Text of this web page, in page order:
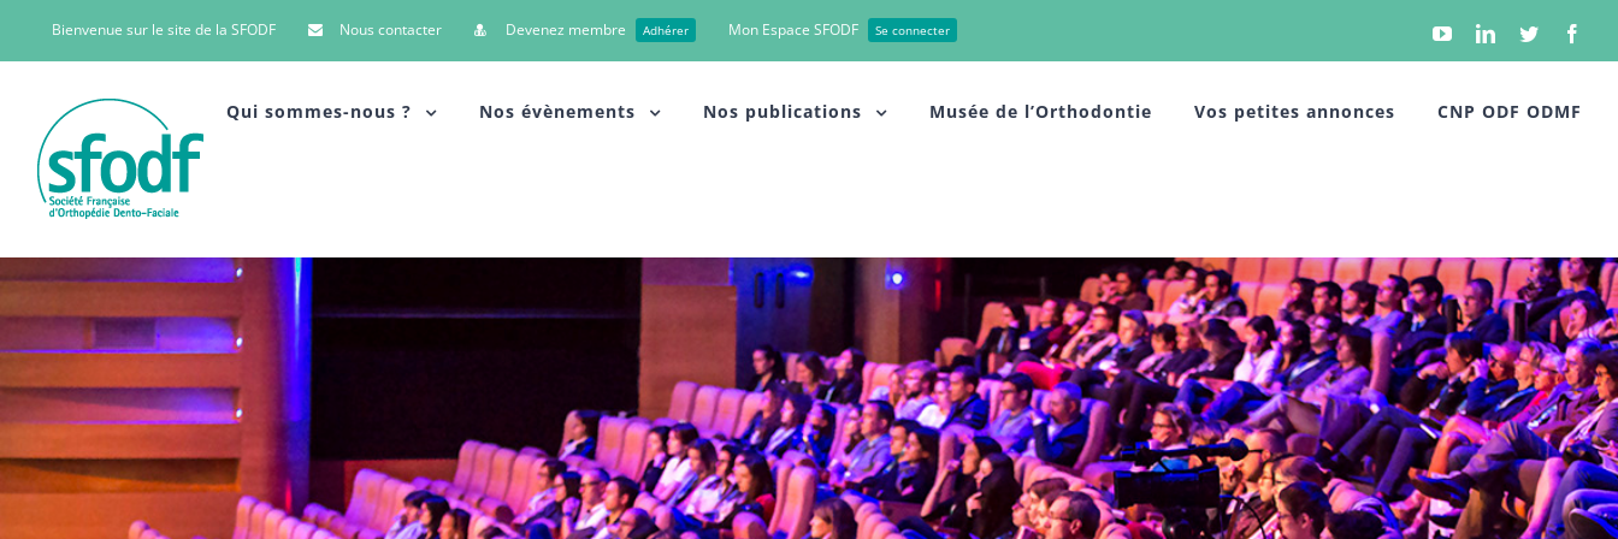
Bienvenue sur le site de la SFODF Nous contacter Devenez membre Adhérer Mon Espace SFODF Se connecter YouTubeLinkedinTwitter
Qui sommes-nous ? Nos évènements Nos publications Musée de l’Orthodontie Vos petites annonces CNP ODF ODMF